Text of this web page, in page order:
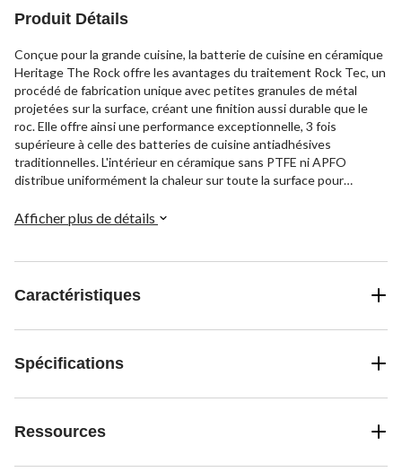
Produit Détails
Conçue pour la grande cuisine, la batterie de cuisine en céramique
Heritage The Rock offre les avantages du traitement Rock Tec, un
procédé de fabrication unique avec petites granules de métal
projetées sur la surface, créant une finition aussi durable que le
roc. Elle offre ainsi une performance exceptionnelle, 3 fois
supérieure à celle des batteries de cuisine antiadhésives
traditionnelles. L'intérieur en céramique sans PTFE ni APFO
distribue uniformément la chaleur sur toute la surface pour
Afficher plus de détails
Caractéristiques
Spécifications
Ressources